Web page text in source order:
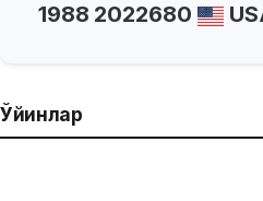
1988 2022680
Ўйинлар